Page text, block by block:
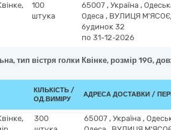
100
штука
65007 , Україна ,
Одеса , ВУЛИЦЯ
будинок 32
по 31-12-2026
тип вістря голки Квінке, розмір
КІЛЬКІСТЬ /
ОД.ВИМІРУ
АДРЕСА ДОСТАВКИ /
300
65007 , Україна ,